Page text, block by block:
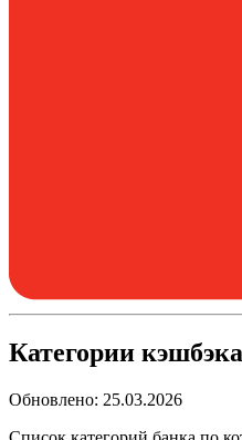
Категории
Обновлено: 25.03.2026